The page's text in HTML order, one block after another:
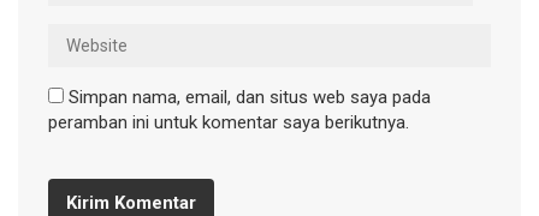
Simpan nama, email, dan situs web saya pada
peramban ini untuk komentar saya berikutnya.